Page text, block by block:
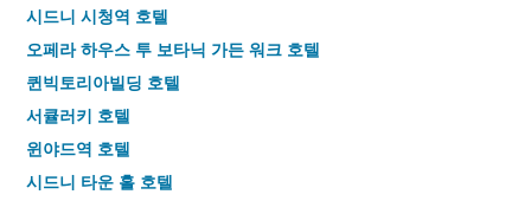
시드니 시청역 호텔
오페라 하우스 투 보타닉 가든 워크 호텔
퀸빅토리아빌딩 호텔
서큘러키 호텔
윈야드역 호텔
시드니 타운 홀 호텔